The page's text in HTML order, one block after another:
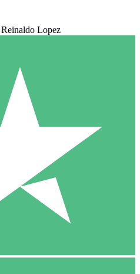
Reinaldo Lopez